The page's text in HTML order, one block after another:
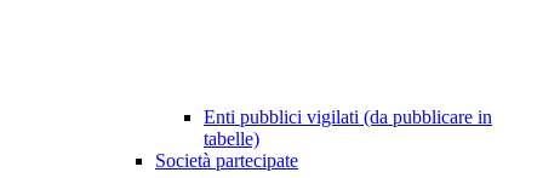
Enti pubblici vigilati (da pubblicare in
tabelle)
Società partecipate